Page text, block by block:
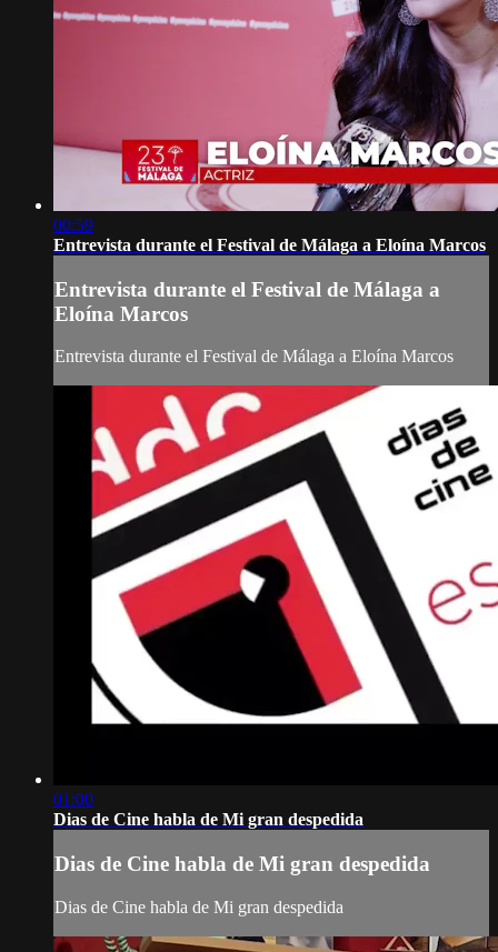
00:59
Entrevista durante el Festival de Málaga a Eloína Marcos
Entrevista durante el Festival de Málaga a
Eloína Marcos
Entrevista durante el Festival de Málaga a Eloína Marcos
01:00
Dias de Cine habla de Mi gran despedida
Dias de Cine habla de Mi gran despedida
Dias de Cine habla de Mi gran despedida